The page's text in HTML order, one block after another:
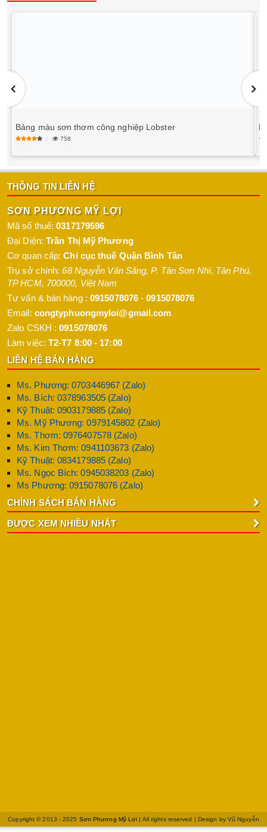
Bảng màu sơn thơm công nghiệp Lobster
758
THÔNG TIN LIÊN HỆ
SƠN PHƯƠNG MỸ LỢI
Mã số thuế:0317179596
Đại Diện: Trần Thị Mỹ Phương
Cơ quan cấp:Chi cục thuế Quận Bình Tân
Trụ sở chính:68 Nguyễn Văn Săng, P. Tân Sơn Nhì, Tân Phú,
TP HCM, 700000, Việt Nam
Tư vấn & bán hàng : 0915078076 -0915078076
Email: congtyphuongmyloi@gmail.com
Zalo CSKH :0915078076
Làm việc: T2-T7 8:00 - 17:00
LIÊN HỆ BÁN HÀNG
Ms. Phương: 0703446967 (Zalo)
Ms. Bích: 0378963505 (Zalo)
Kỹ Thuật: 0903179885 (Zalo)
Ms. Mỹ Phương: 0979145802 (Zalo)
Ms. Thơm: 0976407578 (Zalo)
Ms. Kim Thơm: 0941103673 (Zalo)
Kỹ Thuật: 0834179885 (Zalo)
Ms. Ngọc Bích: 0945038203 (Zalo)
Ms Phương: 0915078076 (Zalo)
CHÍNH SÁCH BÁN HÀNG
ĐƯỢC XEM NHIỀU NHẤT
Copyright © 2013 - 2025 Sơn Phương Mỹ Lợi | All rights reserved | Design by Vũ Nguyễn